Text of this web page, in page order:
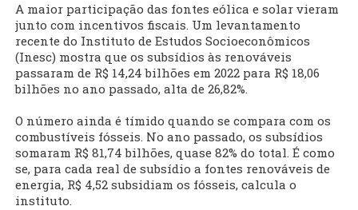
A maior participação das fontes eólica e solar vieram
junto com incentivos fiscais. Um levantamento
recente do Instituto de Estudos Socioeconômicos
(Inesc) mostra que os subsídios às renováveis
passaram de R$ 14,24 bilhões em 2022 para R$ 18,06
bilhões no ano passado, alta de 26,82%.
O número ainda é tímido quando se compara com os
combustíveis fósseis. No ano passado, os subsídios
somaram R$ 81,74 bilhões, quase 82% do total. É como
se, para cada real de subsídio a fontes renováveis de
energia, R$ 4,52 subsidiam os fósseis, calcula o
instituto.